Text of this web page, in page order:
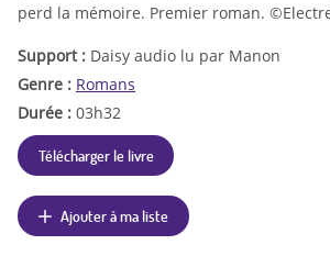
perd la mémoire. Premier roman.
Support : Daisy audio lu par Manon
Genre : Romans
Durée : 03h32
Télécharger le livre
Ajouter à ma liste